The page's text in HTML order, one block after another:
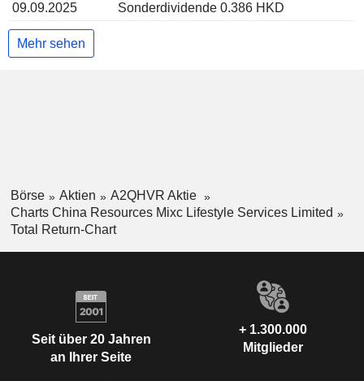
09.09.2025
Sonderdividende 0.386 HKD
Mehr sehen
Börse Aktien
A2QHVR Aktie
Charts China Resources Mixc Lifestyle Services Limited
Total Return-Chart
Seit über 20 Jahren
an Ihrer Seite
+ 1.300.000
Mitglieder